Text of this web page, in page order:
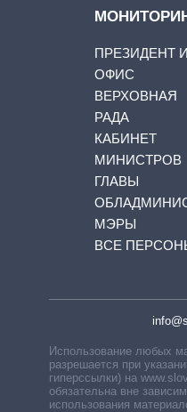
ПРЕЗИДЕНТ И
ОФИС
ВЕРХОВНАЯ
РАДА
КАБИНЕТ
МИНИСТРОВ
ГЛАВЫ
МЭРЫ
ВСЕ
Использование любых
разрешается при
гиперссылки) на
обязательна вне
использования